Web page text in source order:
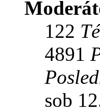
122
4891
sob